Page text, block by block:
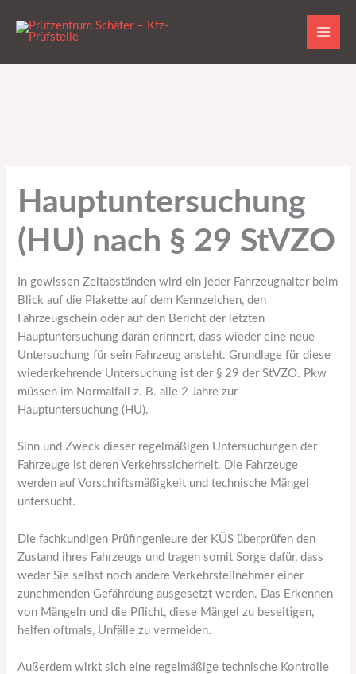
Inhalt
Hauptuntersuchung
(HU) nach § 29 StVZO
In gewissen Zeitabständen wird ein jeder Fahrzeughalter beim
Blick auf die Plakette auf dem Kennzeichen, den
Fahrzeugschein oder auf den Bericht der letzten
Hauptuntersuchung daran erinnert, dass wieder eine neue
Untersuchung für sein Fahrzeug ansteht. Grundlage für diese
wiederkehrende Untersuchung ist der § 29 der StVZO. Pkw
müssen im Normalfall z. B. alle 2 Jahre zur
Hauptuntersuchung (HU).
Sinn und Zweck dieser regelmäßigen Untersuchungen der
Fahrzeuge ist deren Verkehrssicherheit. Die Fahrzeuge
werden auf Vorschriftsmäßigkeit und technische Mängel
untersucht.
Die fachkundigen Prüfingenieure der KÜS überprüfen den
Zustand ihres Fahrzeugs und tragen somit Sorge dafür, dass
weder Sie selbst noch andere Verkehrsteilnehmer einer
zunehmenden Gefährdung ausgesetzt werden. Das Erkennen
von Mängeln und die Pflicht, diese Mängel zu beseitigen,
helfen oftmals, Unfälle zu vermeiden.
Außerdem wirkt sich eine regelmäßige technische Kontrolle